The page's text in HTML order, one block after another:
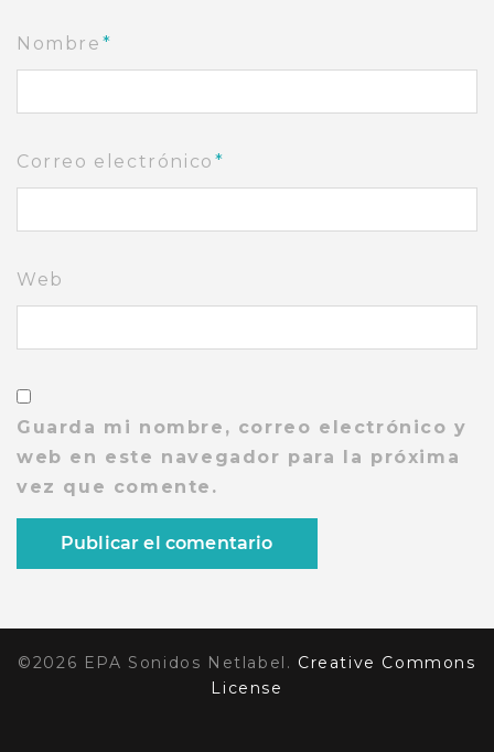
Nombre*
Correo electrónico*
Web
Guarda mi nombre, correo electrónico y
web en este navegador para la próxima
vez que comente.
©2026 EPA Sonidos Netlabel. Creative Commons
License